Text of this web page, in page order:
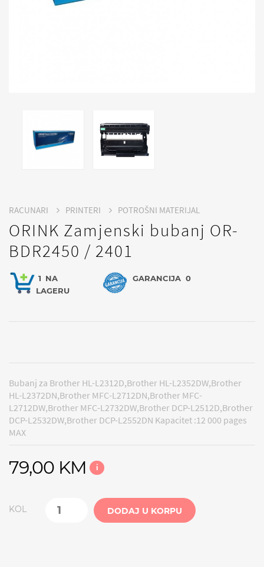
RACUNARI PRINTERI POTROŠNI MATERIJAL
ORINK Zamjenski bubanj OR-
BDR2450 / 2401
1 NA
LAGERU
GARANCIJA 0
Bubanj za Brother HL-L2312D,Brother HL-L2352DW,Brother
HL-L2372DN,Brother MFC-L2712DN,Brother MFC-
L2712DW,Brother MFC-L2732DW,Brother DCP-L2512D,Brother
DCP-L2532DW,Brother DCP-L2552DN Kapacitet :12 000 pages
MAX
79,00 KM i
KOL DODAJ U KORPU